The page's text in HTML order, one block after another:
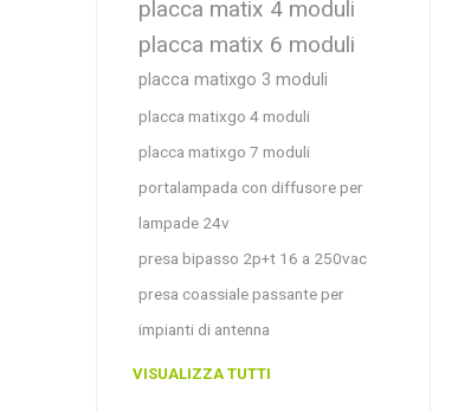
placca matix 4 moduli
placca matix 6 moduli
placca matixgo 3 moduli
placca matixgo 4 moduli
placca matixgo 7 moduli
portalampada con diffusore per
lampade 24v
presa bipasso 2p+t 16 a 250vac
presa coassiale passante per
impianti di antenna
VISUALIZZA TUTTI